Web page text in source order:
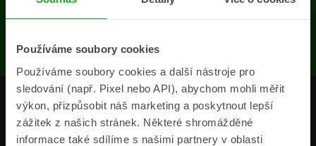
Používáme soubory cookies
Používáme soubory cookies a další nástroje pro
sledování (např. Pixel nebo API), abychom mohli měřit
výkon, přizpůsobit náš marketing a poskytnout lepší
zážitek z našich stránek. Některé shromážděné
informace také sdílíme s našimi partnery v oblasti
Produkty
Pojišťovny